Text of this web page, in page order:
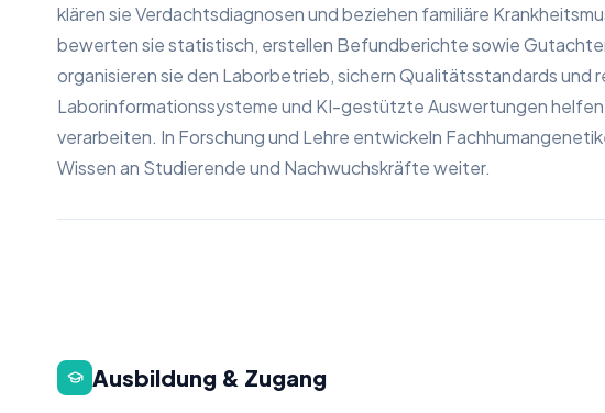
klären sie Verdachtsdiagnosen und beziehen familiäre
bewerten sie statistisch, erstellen Befundberichte sowie
organisieren sie den Laborbetrieb, sichern Qualitätsstandards und
Laborinformationssysteme und KI-gestützte Auswertungen
verarbeiten. In Forschung und Lehre entwickeln
Wissen an Studierende und Nachwuchskräfte weiter.
Ausbildung & Zugang